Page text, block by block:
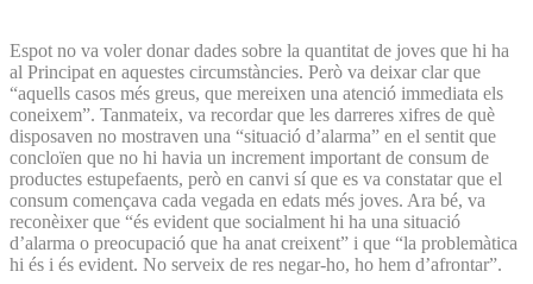
Espot no va voler donar dades sobre la quantitat de joves que hi ha
al Principat en aquestes circumstàncies. Però va deixar clar que
“aquells casos més greus, que mereixen una atenció immediata els
coneixem”. Tanmateix, va recordar que les darreres xifres de què
disposaven no mostraven una “situació d’alarma” en el sentit que
concloïen que no hi havia un increment important de consum de
productes estupefaents, però en canvi sí que es va constatar que el
consum començava cada vegada en edats més joves. Ara bé, va
reconèixer que “és evident que socialment hi ha una situació
d’alarma o preocupació que ha anat creixent” i que “la problemàtica
hi és i és evident. No serveix de res negar-ho, ho hem d’afrontar”.